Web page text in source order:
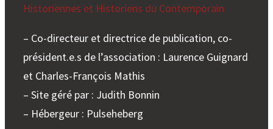
Historiennes et Historiens du Contemporain
– Co-directeur et directrice de publication, co-
président.e.s de l’association : Laurence Guignard
et Charles-François Mathis
– Site géré par : Judith Bonnin
– Hébergeur : Pulseheberg